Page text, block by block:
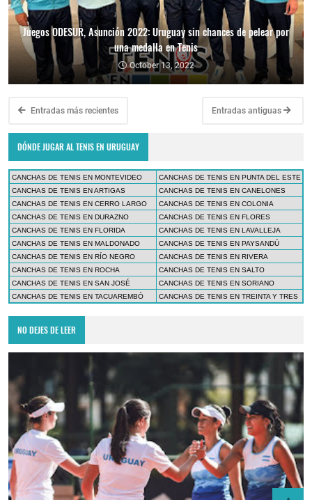
Juegos ODESUR, Asunción 2022: Uruguay sin chances de pelear por
una medalla en Tenis
October 13, 2022
Entradas más recientes Entradas antiguas
DÓNDE JUGAR AL TENIS EN URUGUAY
CANCHAS DE TENIS EN MONTEVIDEO
CANCHAS DE TENIS EN PUNTA DEL ESTE
CANCHAS DE TENIS EN ARTIGAS
CANCHAS DE TENIS EN CANELONES
CANCHAS DE TENIS EN CERRO LARGO
CANCHAS DE TENIS EN COLONIA
CANCHAS DE TENIS EN DURAZNO
CANCHAS DE TENIS EN FLORES
CANCHAS DE TENIS EN FLORIDA
CANCHAS DE TENIS EN LAVALLEJA
CANCHAS DE TENIS EN MALDONADO
CANCHAS DE TENIS EN PAYSANDÚ
CANCHAS DE TENIS EN RÍO NEGRO
CANCHAS DE TENIS EN RIVERA
CANCHAS DE TENIS EN ROCHA
CANCHAS DE TENIS EN SALTO
CANCHAS DE TENIS EN SAN JOSÉ
CANCHAS DE TENIS EN SORIANO
CANCHAS DE TENIS EN TACUAREMBÓ
CANCHAS DE TENIS EN TREINTA Y TRES
NO DEJES DE LEER